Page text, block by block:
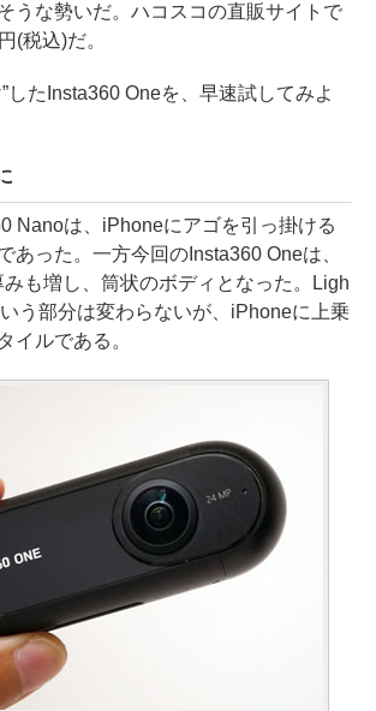
うな勢いだ。ハコスコの直販サイトで
(税込)だ。
したInsta360 Oneを、早速試してみよ
Nanoは、iPhoneにアゴを引っ掛ける
あった。一方今回のInsta360 Oneは、
も増し、筒状のボディとなった。Ligh
う部分は変わらないが、iPhoneに上乗
イルである。